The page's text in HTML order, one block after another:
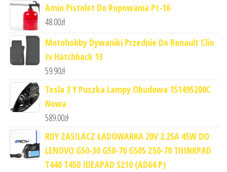
Amio Pistolet Do Ropowania Pt-16
48.00zł
Motohobby Dywaniki Przednie Do Renault Clio
Iv Hatchback 13
59.90zł
Tesla 3 Y Puszka Lampy Obudowa 151495200C
Nowa
589.00zł
RDY ZASILACZ ŁADOWARKA 20V 2.25A 45W DO
LENOVO G50-30 G50-70 G505 Z50-70 THINKPAD
T440 T450 IDEAPAD S210 (AD64 P)